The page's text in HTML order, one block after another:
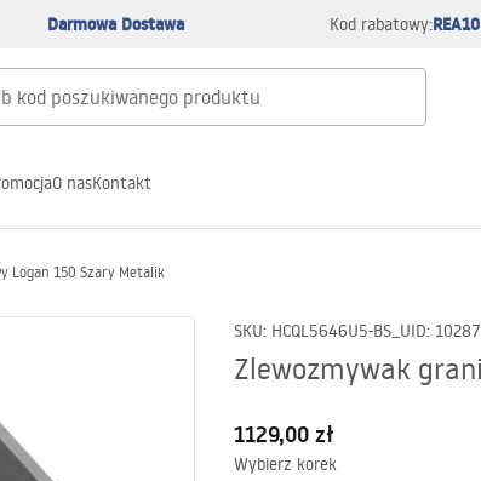
Darmowa Dostawa Kod rabatowy:REA10
O nasKontakt
Logan 150 Szary Metalik
SKU: HCQL5646U5-BS_UID: 10287
Zlewozmywak
1129,00 zł
Wybierz korek